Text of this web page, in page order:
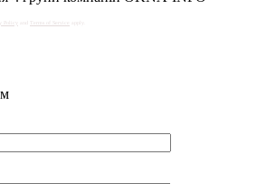
Terms of Service